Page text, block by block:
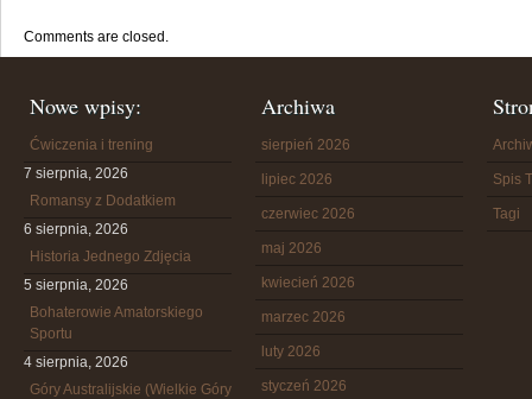
Comments are closed.
Nowe wpisy:
Ćwiczenia i trening
7 sierpnia, 2026
Romansy z Dodatkiem
6 sierpnia, 2026
Historia Jednego Zdjęcia
5 sierpnia, 2026
Bohaterowie Amatorskiego
Sportu
4 sierpnia, 2026
Góry Australijskie (Wielkie Góry
Archiwa
sierpień 2026
lipiec 2026
czerwiec 2026
maj 2026
kwiecień 2026
marzec 2026
luty 2026
styczeń 2026
Spis
Tagi